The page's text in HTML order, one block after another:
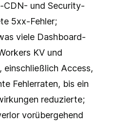
CDN- und Security-
5xx-Fehler;
viele Dashboard-
KV und
einschließlich Access,
Fehlerraten, bis ein
reduzierte;
vorübergehend